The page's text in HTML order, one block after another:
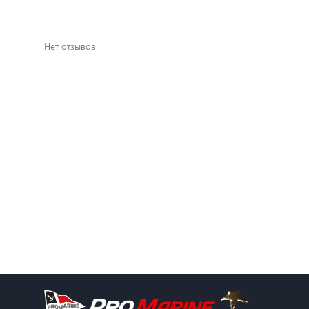
Нет отзывов